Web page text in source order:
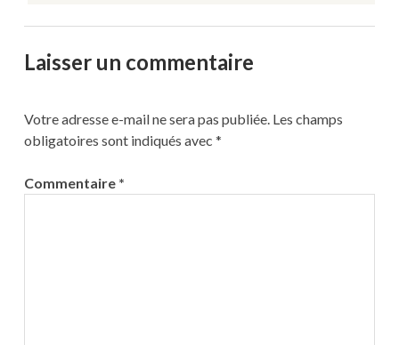
Laisser un commentaire
Votre adresse e-mail ne sera pas publiée. Les champs
obligatoires sont indiqués avec *
Commentaire *